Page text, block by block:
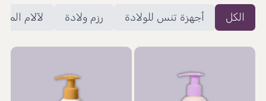
الكل أجهزة تنس للولادة رزم ولادة لآلام